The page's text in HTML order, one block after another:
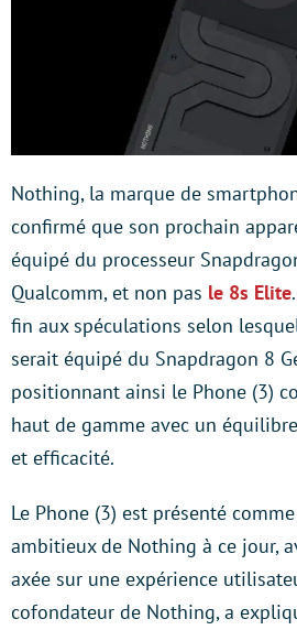
Nothing, la marque de
confirmé que son prochain
équipé du processeur
Qualcomm, et non pas le 8s Elite
fin aux spéculations selon
serait équipé du Snapdragon 8
positionnant ainsi le Phone (3)
haut de gamme avec un
et efficacité.
Le Phone (3) est présenté
ambitieux de Nothing à ce jour,
axée sur une expérience
cofondateur de Nothing, a